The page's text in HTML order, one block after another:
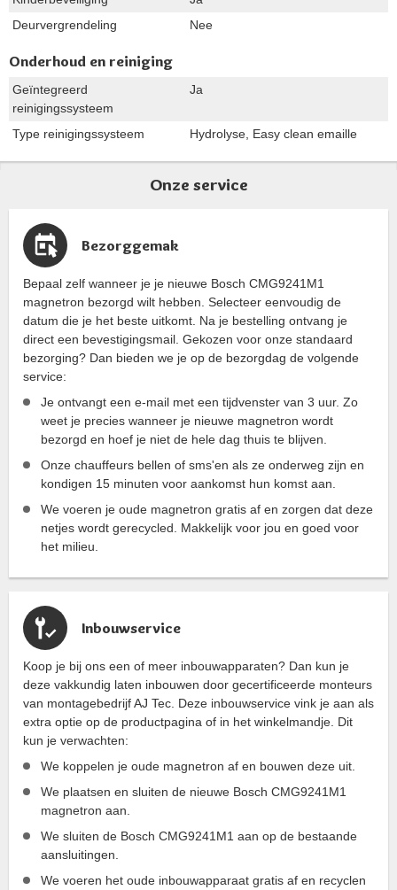
Deurvergrendeling
Nee
Onderhoud en reiniging
Geïntegreerd
reinigingssysteem
Ja
Type reinigingssysteem Hydrolyse, Easy clean emaille
Onze service
Bezorggemak
Bepaal zelf wanneer je je nieuwe Bosch CMG9241M1
magnetron bezorgd wilt hebben. Selecteer eenvoudig de
datum die je het beste uitkomt. Na je bestelling ontvang je
direct een bevestigingsmail. Gekozen voor onze standaard
bezorging? Dan bieden we je op de bezorgdag de volgende
service:
Je ontvangt een e-mail met een tijdvenster van 3 uur. Zo
weet je precies wanneer je nieuwe magnetron wordt
bezorgd en hoef je niet de hele dag thuis te blijven.
Onze chauffeurs bellen of sms'en als ze onderweg zijn en
kondigen 15 minuten voor aankomst hun komst aan.
We voeren je oude magnetron gratis af en zorgen dat deze
netjes wordt gerecycled. Makkelijk voor jou en goed voor
het milieu.
Inbouwservice
Koop je bij ons een of meer inbouwapparaten? Dan kun je
deze vakkundig laten inbouwen door gecertificeerde monteurs
van montagebedrijf AJ Tec. Deze inbouwservice vink je aan als
extra optie op de productpagina of in het winkelmandje. Dit
kun je verwachten:
We koppelen je oude magnetron af en bouwen deze uit.
We plaatsen en sluiten de nieuwe Bosch CMG9241M1
magnetron aan.
We sluiten de Bosch CMG9241M1 aan op de bestaande
aansluitingen.
We voeren het oude inbouwapparaat gratis af en recyclen